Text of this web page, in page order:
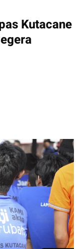
Kutacane